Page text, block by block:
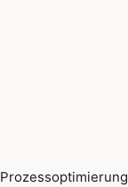
Prozessoptimierung